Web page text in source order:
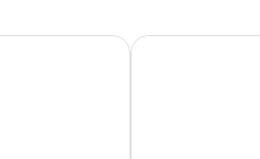
acolhedor perto do Allianz
Flat/Apart Barra